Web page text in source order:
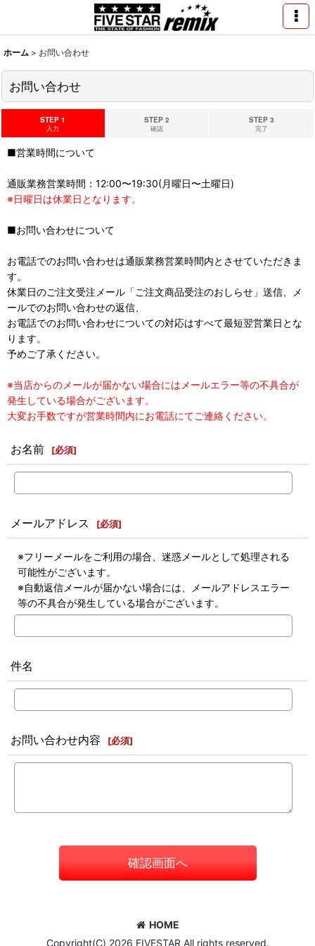
ホーム > お問い合わせ
お問い合わせ
STEP 1
入力
STEP 2
確認
STEP 3
完了
■営業時間について
通販業務営業時間：12:00〜19:30(月曜日〜土曜日)
※日曜日は休業日となります。
■お問い合わせについて
お電話でのお問い合わせは通販業務営業時間内とさせていただきま
す。
休業日のご注文受注メール「ご注文商品受注のおしらせ」送信、メ
ールでのお問い合わせの返信、
お電話でのお問い合わせについての対応はすべて最短翌営業日とな
ります。
予めご了承ください。
※当店からのメールが届かない場合にはメールエラー等の不具合が
発生している場合がございます。
大変お手数ですが営業時間内にお電話にてご連絡ください。
お名前 [必須]
メールアドレス [必須]
※フリーメールをご利用の場合、迷惑メールとして処理される
可能性がございます。
※自動返信メールが届かない場合には、メールアドレスエラー
等の不具合が発生している場合がございます。
件名
お問い合わせ内容 [必須]
確認画面へ
HOME
Copyright(C) 2026 FIVESTAR All rights reserved.